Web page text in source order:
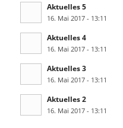
Aktuelles 5
16. Mai 2017 - 13:11
Aktuelles 4
16. Mai 2017 - 13:11
Aktuelles 3
16. Mai 2017 - 13:11
Aktuelles 2
16. Mai 2017 - 13:11